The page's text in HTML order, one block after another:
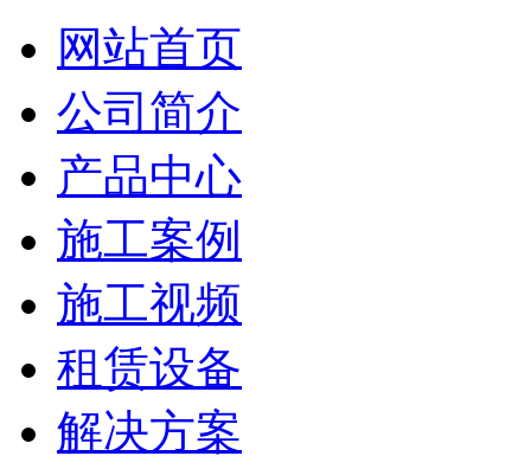
网站首页
公司简介
产品中心
施工案例
施工视频
租赁设备
解决方案